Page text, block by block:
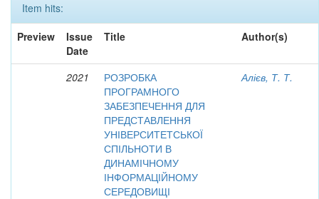
Item hits:
Preview
Issue
Date
Title Author(s)
2021
РОЗРОБКА
ПРОГРАМНОГО
ЗАБЕЗПЕЧЕННЯ ДЛЯ
ПРЕДСТАВЛЕННЯ
УНІВЕРСИТЕТСЬКОЇ
СПІЛЬНОТИ В
ДИНАМІЧНОМУ
ІНФОРМАЦІЙНОМУ
СЕРЕДОВИЩІ
Алієв, Т. Т.